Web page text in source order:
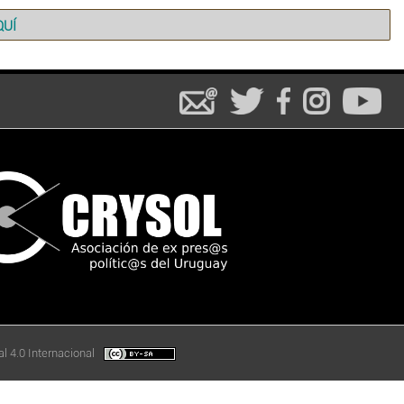
4.0 Internacional